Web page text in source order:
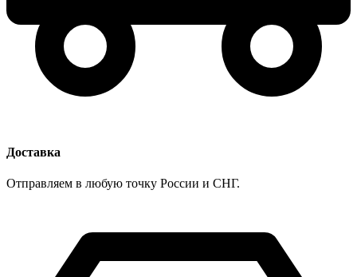
Доставка
Отправляем в любую точку России и СНГ.